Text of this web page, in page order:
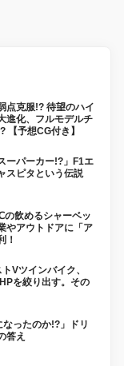
点克服!? 待望のハイ
進化、フルモデルチ
【予想CG付き】
ーパーカー!?」F1エ
スピタという伝説
飲めるシャーベッ
やアウトドアに「ア
！
Vツインバイク、
を絞り出す。その
なったのか!?」ドリ
答え